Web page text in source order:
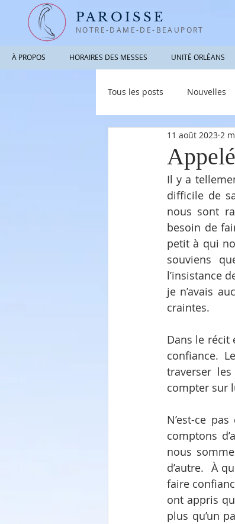
PAROISSE
NOTRE-DAME-DE-BEAUPORT
À PROPOS HORAIRES DES MESSES UNITÉ ORLÉANS
Tous les posts Nouvelles
Photographies / Vidéos
11 août 2023 2
Il y a
difficile de
nous sont
besoin de
petit à qui
souviens
l’insistance
je n’avais
craintes.
Dans le récit
confiance.
traverser
compter sur
N’est-ce
comptons
nous
d’autre.  À
faire
ont appris
plus qu’un